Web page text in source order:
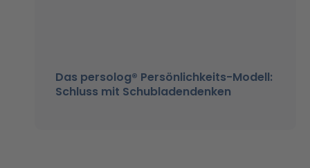
Das persolog® Persönlichkeits-Modell:
Schluss mit Schubladendenken